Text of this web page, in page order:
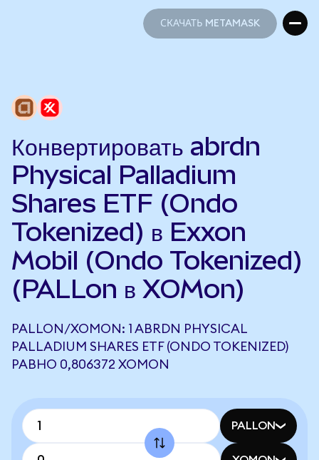
СКАЧАТЬ METAMASK
Конвертировать abrdn
Physical Palladium
Shares ETF (Ondo
Tokenized) в Exxon
Mobil (Ondo Tokenized)
(PALLon в XOMon)
PALLON/XOMON: 1 ABRDN PHYSICAL
PALLADIUM SHARES ETF (ONDO TOKENIZED)
РАВНО 0,806372 XOMON
PALLON